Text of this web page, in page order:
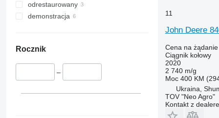
M-series
odrestaurowany
demonstracja
Rocznik
–
11
John Deere
Cena na żądanie
Ciągnik kołowy
2020
2 740 m/g
Moc 400 KM
Ukraina,
TOV "Neo Agro"
Kontakt z